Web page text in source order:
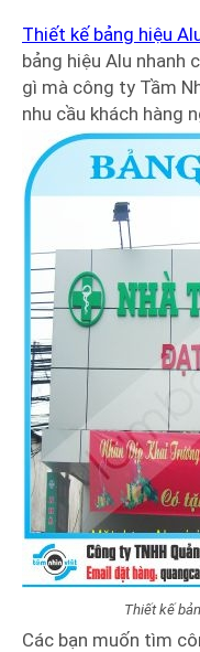
Thiết kế bảng hiệu
bảng hiệu Alu nhanh
gì mà công ty Tầm
nhu cầu khách hàng
Thiết kế
Các bạn muốn tìm